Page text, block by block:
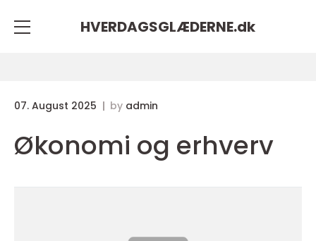
HVERDAGSGLÆDERNE.dk
07. August 2025 by admin
Økonomi og erhverv